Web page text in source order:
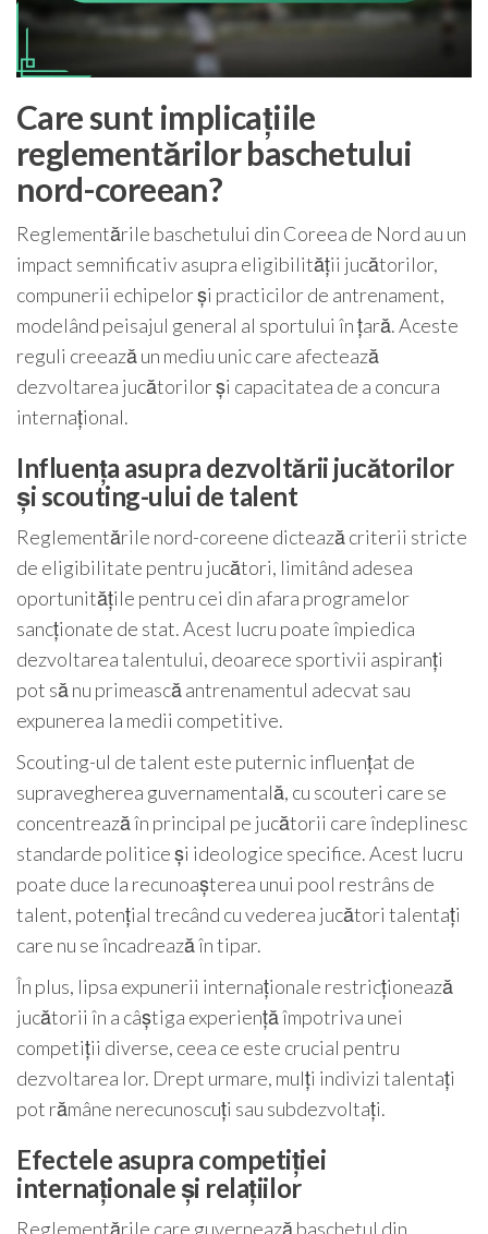
Care sunt implicațiile
reglementărilor baschetului
nord-coreean?
Reglementările baschetului din Coreea de Nord au un
impact semnificativ asupra eligibilității jucătorilor,
compunerii echipelor și practicilor de antrenament,
modelând peisajul general al sportului în țară. Aceste
reguli creează un mediu unic care afectează
dezvoltarea jucătorilor și capacitatea de a concura
internațional.
Influența asupra dezvoltării jucătorilor
și scouting-ului de talent
Reglementările nord-coreene dictează criterii stricte
de eligibilitate pentru jucători, limitând adesea
oportunitățile pentru cei din afara programelor
sancționate de stat. Acest lucru poate împiedica
dezvoltarea talentului, deoarece sportivii aspiranți
pot să nu primească antrenamentul adecvat sau
expunerea la medii competitive.
Scouting-ul de talent este puternic influențat de
supravegherea guvernamentală, cu scouteri care se
concentrează în principal pe jucătorii care îndeplinesc
standarde politice și ideologice specifice. Acest lucru
poate duce la recunoașterea unui pool restrâns de
talent, potențial trecând cu vederea jucători talentați
care nu se încadrează în tipar.
În plus, lipsa expunerii internaționale restricționează
jucătorii în a câștiga experiență împotriva unei
competiții diverse, ceea ce este crucial pentru
dezvoltarea lor. Drept urmare, mulți indivizi talentați
pot rămâne nerecunoscuți sau subdezvoltați.
Efectele asupra competiției
internaționale și relațiilor
Reglementările care guvernează baschetul din